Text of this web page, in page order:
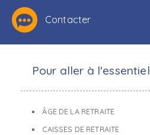
Contacter
Pour aller à l'essentiel
ÂGE DE LA RETRAITE
CAISSES DE RETRAITE